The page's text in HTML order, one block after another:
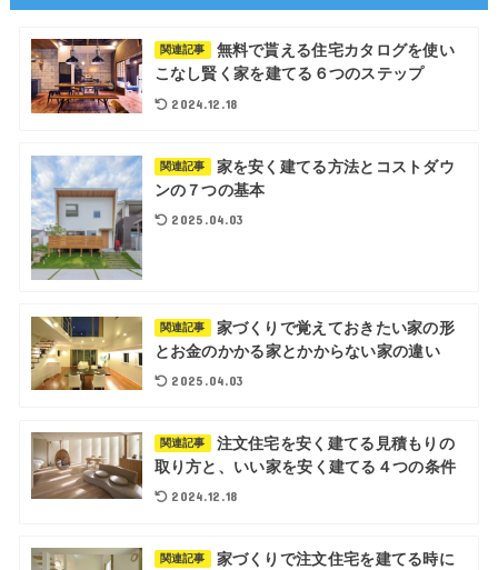
関連記事
無料で貰える住宅カタログを使い
こなし賢く家を建てる６つのステップ
2024.12.18
関連記事
家を安く建てる方法とコストダウ
ンの７つの基本
2025.04.03
関連記事
家づくりで覚えておきたい家の形
とお金のかかる家とかからない家の違い
2025.04.03
関連記事
注文住宅を安く建てる見積もりの
取り方と、いい家を安く建てる４つの条件
2024.12.18
関連記事
家づくりで注文住宅を建てる時に